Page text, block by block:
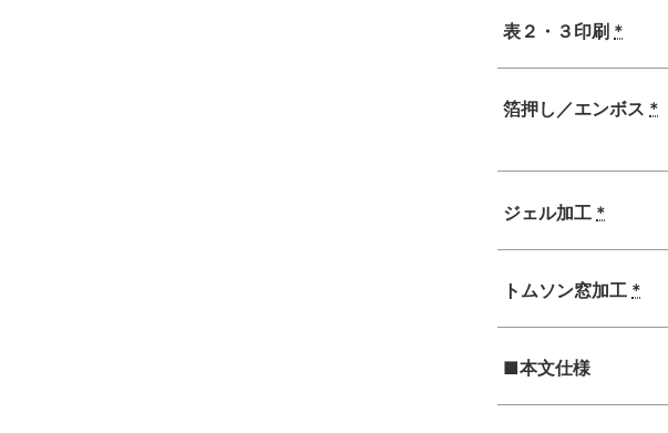
表２・３印刷 *
箔押し／エンボス *
ジェル加工 *
トムソン窓加工 *
■本文仕様